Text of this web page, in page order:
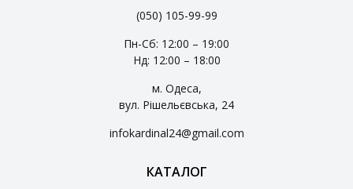
(050) 105-99-99
Пн-Сб: 12:00 – 19:00
Нд: 12:00 – 18:00
м. Одеса,
вул. Рішельєвська, 24
infokardinal24@gmail.com
КАТАЛОГ